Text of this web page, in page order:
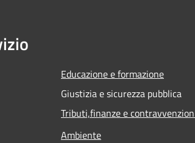
Educazione e formazione
Giustizia e sicurezza pubblica
Tributi,finanze e
Ambiente